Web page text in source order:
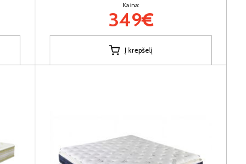
Kaina:
349€
Į krepšelį